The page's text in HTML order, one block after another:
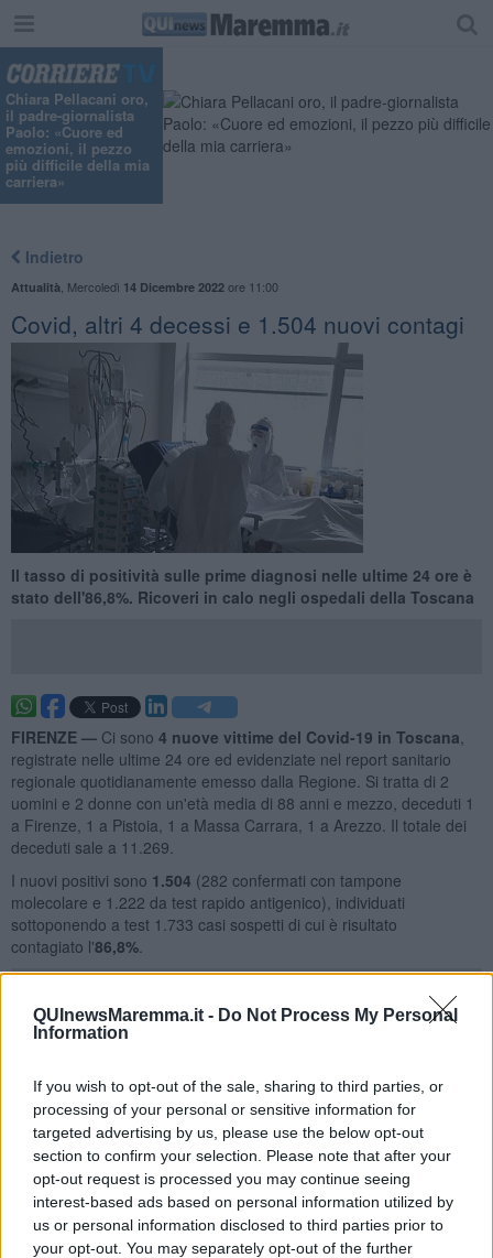
QUInewsMaremma.it - Do Not Process My Personal
Information
If you wish to opt-out of the sale, sharing to third parties, or
processing of your personal or sensitive information for
targeted advertising by us, please use the below opt-out
section to confirm your selection. Please note that after your
opt-out request is processed you may continue seeing
interest-based ads based on personal information utilized by
us or personal information disclosed to third parties prior to
your opt-out. You may separately opt-out of the further
Chiara Pellacani oro,
il padre-giornalista
Paolo: «Cuore ed
emozioni, il pezzo
più difficile della mia
carriera»
Indietro
Attualità Mercoledì 14 Dicembre 2022ore 11:00
Covid, altri 4 decessi e 1.504 nuovi contagi
Il tasso di positività sulle prime diagnosi nelle ultime 24 ore è
stato dell'86,8%. Ricoveri in calo negli ospedali della Toscana
FIRENZE — Ci sono 4 nuove vittime del Covid-19 in Toscana
registrate nelle ultime 24 ore ed evidenziate nel report sanitario
regionale quotidianamente emesso dalla Regione. Si tratta di 2
uomini e 2 donne con un'età media di 88 anni e mezzo, deceduti 1
a Firenze, 1 a Pistoia, 1 a Massa Carrara, 1 a Arezzo. Il totale dei
deceduti sale a 11.269.
I nuovi positivi sono 1.504 (282 confermati con tampone
molecolare e 1.222 da test rapido antigenico), individuati
sottoponendo a test 1.733 casi sospetti di cui è risultato
contagiato l'86,8%.
I guariti oggi sono
territorio regionale.
Gli attualmente positivi sono oggi 73.586, +0,2% rispetto a ieri.
Diminuisce il numero dei ricoverati, oggi sono600(14 in meno
rispetto a ieri), di cui 18in terapia intensiva (3 in meno). Nel grafico
sottostante la situazione negli ospedali toscani.